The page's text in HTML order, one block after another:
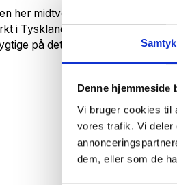
Denne hjemmeside
Vi bruger cookies til
vores trafik. Vi deler
dem, eller som de
her midtvejs i REHACARE er, at
i Tyskland, men produkter, der
på det internationale marked.